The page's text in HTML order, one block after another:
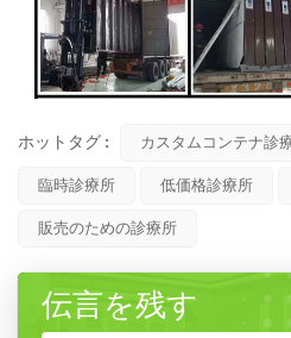
ホットタグ : カスタムコンテナ診
臨時診療所 低価格診療所
販売のための診療所
伝言を残す